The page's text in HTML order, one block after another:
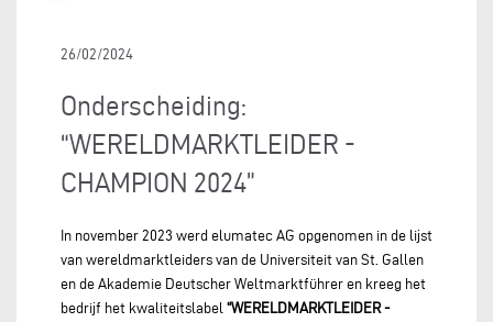
26/02/2024
Onderscheiding:
“WERELDMARKTLEIDER -
CHAMPION 2024”
In november 2023 werd elumatec AG opgenomen in de lijst
van wereldmarktleiders van de Universiteit van St. Gallen
en de Akademie Deutscher Weltmarktführer en kreeg het
bedrijf het kwaliteitslabel “WERELDMARKTLEIDER -